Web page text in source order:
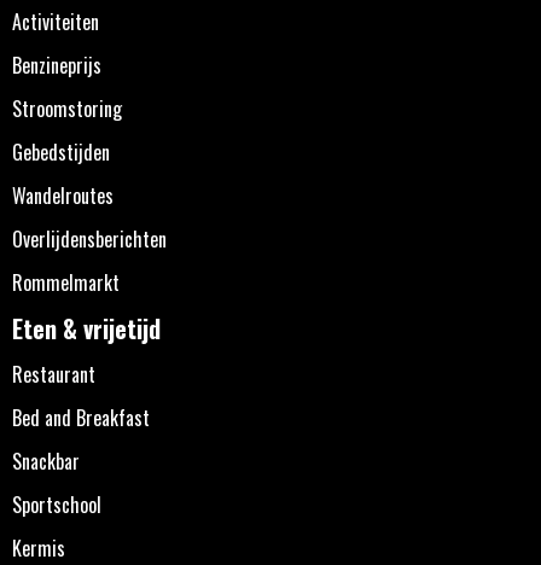
Activiteiten
Benzineprijs
Stroomstoring
Gebedstijden
Wandelroutes
Overlijdensberichten
Rommelmarkt
Eten & vrijetijd
Restaurant
Bed and Breakfast
Snackbar
Sportschool
Kermis